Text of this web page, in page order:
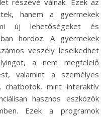
részévé válnak. Ezek az
hanem a gyermekek
új lehetőségeket és
hordoz. A gyermekek
veszély leselkedhet
a nem megfelelő
valamint a személyes
chatbotok, mint interaktív
hasznos eszközök
Ezek a programok